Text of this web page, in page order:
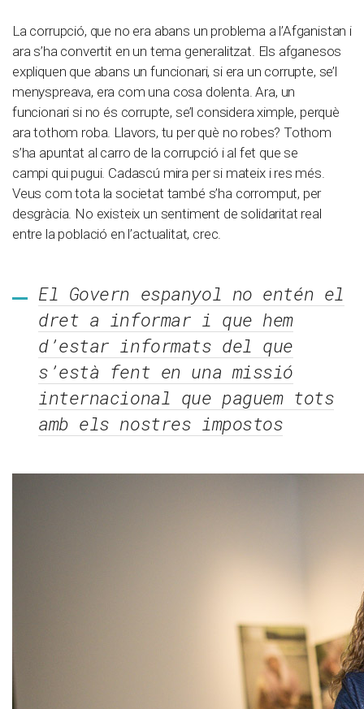
La corrupció, que no era abans un problema a l’Afganistan i
ara s’ha convertit en un tema generalitzat. Els afganesos
expliquen que abans un funcionari, si era un corrupte, se’l
menyspreava, era com una cosa dolenta. Ara, un
funcionari si no és corrupte, se’l considera ximple, perquè
ara tothom roba. Llavors, tu per què no robes? Tothom
s’ha apuntat al carro de la corrupció i al fet que se
campi qui pugui. Cadascú mira per si mateix i res més.
Veus com tota la societat també s’ha corromput, per
desgràcia. No existeix un sentiment de solidaritat real
entre la població en l’actualitat, crec.
El Govern espanyol no entén el
dret a informar i que hem
d’estar informats del que
s’està fent en una missió
internacional que paguem tots
amb els nostres impostos